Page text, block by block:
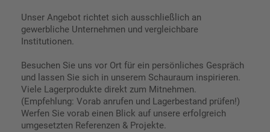
Unser Angebot richtet sich ausschließlich an
gewerbliche Unternehmen und vergleichbare
Institutionen.
Besuchen Sie uns vor Ort für ein persönliches Gespräch
und lassen Sie sich in unserem Schauraum inspirieren.
Viele Lagerprodukte direkt zum Mitnehmen.
(Empfehlung: Vorab anrufen und Lagerbestand prüfen!)
Werfen Sie vorab einen Blick auf unsere erfolgreich
umgesetzten Referenzen & Projekte.